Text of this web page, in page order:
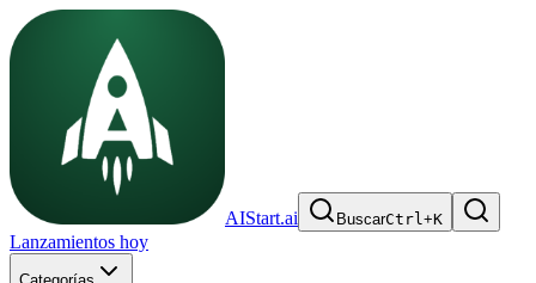
AIStart.ai BuscarCtrl+K
Lanzamientos hoy